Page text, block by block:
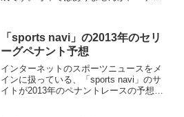
ーでも、3割打てれば素晴らしいバッター
だと言われています。そ...
「sports navi」の2013年のセリ
ーグペナント予想
インターネットのスポーツニュースをメ
インに扱っている、「sports navi」のサ
イトが2013年のペナントレースの予想を